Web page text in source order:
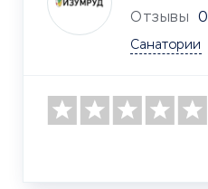
Отзывы 0
Санатории